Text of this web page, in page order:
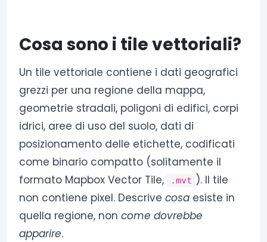
Cosa sono i tile vettoriali?
Un tile vettoriale contiene i dati geografici
grezzi per una regione della mappa,
geometrie stradali, poligoni di edifici, corpi
idrici, aree di uso del suolo, dati di
posizionamento delle etichette, codificati
come binario compatto (solitamente il
formato Mapbox Vector Tile,
.mvt ). Il tile
non contiene pixel. Descrive cosa esiste in
quella regione, non come dovrebbe
apparire.